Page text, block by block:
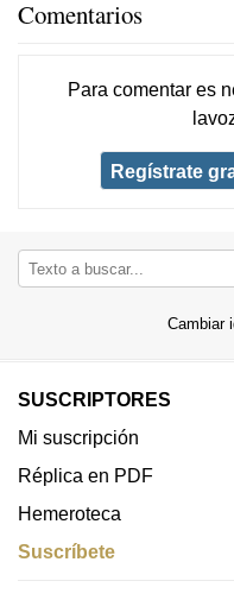
Comentarios
Para comentar es
Regístrate
Cambiar
SUSCRIPTORES
Mi suscripción
Réplica en PDF
Hemeroteca
Suscríbete